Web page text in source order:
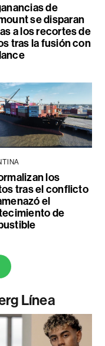
de
se disparan
a los recortes de
tras la fusión con
los
tras el conflicto
el
de
Línea